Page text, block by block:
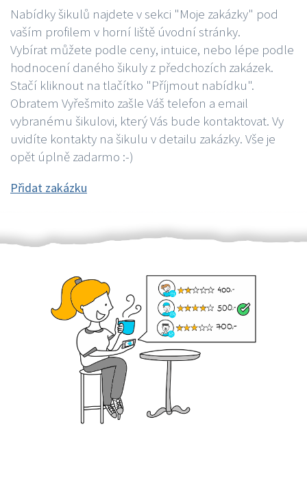
Nabídky šikulů najdete v sekci "Moje zakázky" pod
vaším profilem v horní liště úvodní stránky.
Vybírat můžete podle ceny, intuice, nebo lépe podle
hodnocení daného šikuly z předchozích zakázek.
Stačí kliknout na tlačítko "Příjmout nabídku".
Obratem Vyřešmito zašle Váš telefon a email
vybranému šikulovi, který Vás bude kontaktovat. Vy
uvidíte kontakty na šikulu v detailu zakázky. Vše je
opět úplně zadarmo :-)
Přidat zakázku